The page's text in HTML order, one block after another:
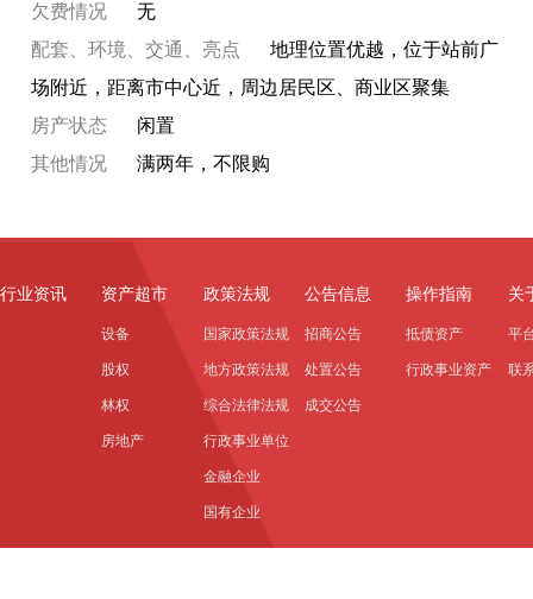
欠费情况
无
配套、环境、交通、亮点
地理位置优越，位于站前广
场附近，距离市中心近，周边居民区、商业区聚集
房产状态
闲置
其他情况
满两年，不限购
行业资讯 资产超市
设备
股权
林权
房地产
政策法规
国家政策法规
地方政策法规
综合法律法规
行政事业单位
金融企业
国有企业
公告信息
招商公告
处置公告
成交公告
操作指南
抵债资产
行政事业资产
关
平
联